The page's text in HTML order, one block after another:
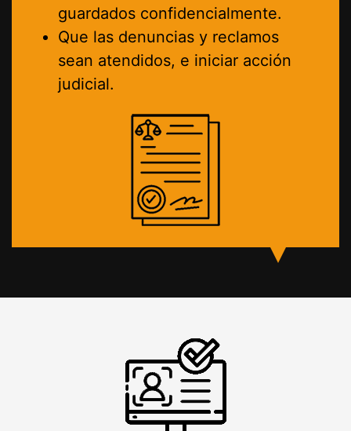
guardados confidencialmente.
Que las denuncias y reclamos
sean atendidos, e iniciar acción
judicial.